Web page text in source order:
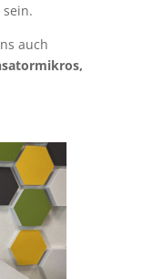
auch